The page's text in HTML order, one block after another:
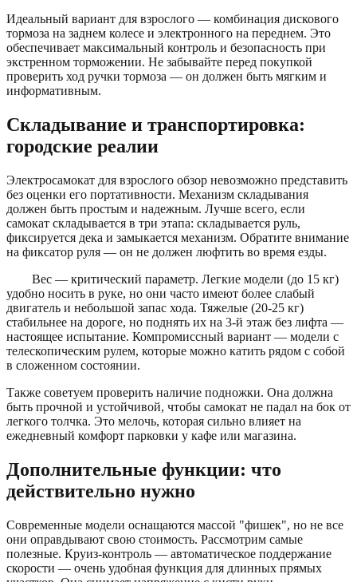
Идеальный вариант для взрослого — комбинация дискового
тормоза на заднем колесе и электронного на переднем. Это
обеспечивает максимальный контроль и безопасность при
экстренном торможении. Не забывайте перед покупкой
проверить ход ручки тормоза — он должен быть мягким и
информативным.
Складывание и транспортировка:
городские реалии
Электросамокат для взрослого обзор невозможно представить
без оценки его портативности. Механизм складывания
должен быть простым и надежным. Лучше всего, если
самокат складывается в три этапа: складывается руль,
фиксируется дека и замыкается механизм. Обратите внимание
на фиксатор руля — он не должен люфтить во время езды.
Вес — критический параметр. Легкие модели (до 15 кг)
удобно носить в руке, но они часто имеют более слабый
двигатель и небольшой запас хода. Тяжелые (20-25 кг)
стабильнее на дороге, но поднять их на 3-й этаж без лифта —
настоящее испытание. Компромиссный вариант — модели с
телескопическим рулем, которые можно катить рядом с собой
в сложенном состоянии.
Также советуем проверить наличие подножки. Она должна
быть прочной и устойчивой, чтобы самокат не падал на бок от
легкого толчка. Это мелочь, которая сильно влияет на
ежедневный комфорт парковки у кафе или магазина.
Дополнительные функции: что
действительно нужно
Современные модели оснащаются массой "фишек", но не все
они оправдывают свою стоимость. Рассмотрим самые
полезные. Круиз-контроль — автоматическое поддержание
скорости — очень удобная функция для длинных прямых